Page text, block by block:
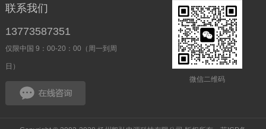
联系我们
13773587351
仅限中国 9：00-20：00（周一到周
日）
微信二维码